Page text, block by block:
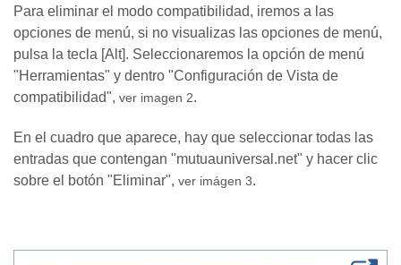
Para eliminar el modo compatibilidad, iremos a las
opciones de menú, si no visualizas las opciones de menú,
pulsa la tecla [Alt]. Seleccionaremos la opción de menú
"Herramientas" y dentro "Configuración de Vista de
compatibilidad", ver imagen 2.
En el cuadro que aparece, hay que seleccionar todas las
entradas que contengan "mutuauniversal.net" y hacer clic
sobre el botón "Eliminar", ver imágen 3.